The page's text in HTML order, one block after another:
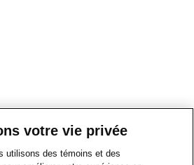
votre vie privée
utilisons des témoins et des